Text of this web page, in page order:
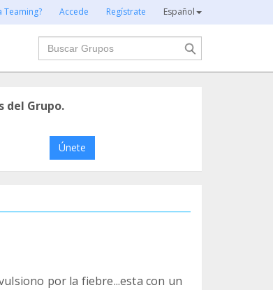
Teaming? Accede Regístrate Español
Buscar
del Grupo.
Únete
por la fiebre...esta con un